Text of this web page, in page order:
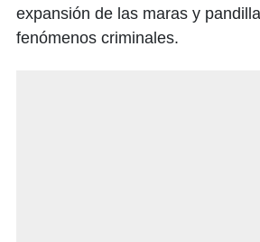
expansión de las maras y
fenómenos criminales.